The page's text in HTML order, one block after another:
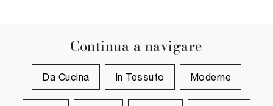
Continua a navigare
Da Cucina In Tessuto Moderne